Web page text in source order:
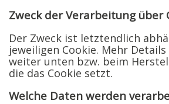
Zweck der Verarbeitung über
Der Zweck ist letztendlich
jeweiligen Cookie. Mehr
weiter unten bzw. beim
die das Cookie setzt.
Welche Daten werden